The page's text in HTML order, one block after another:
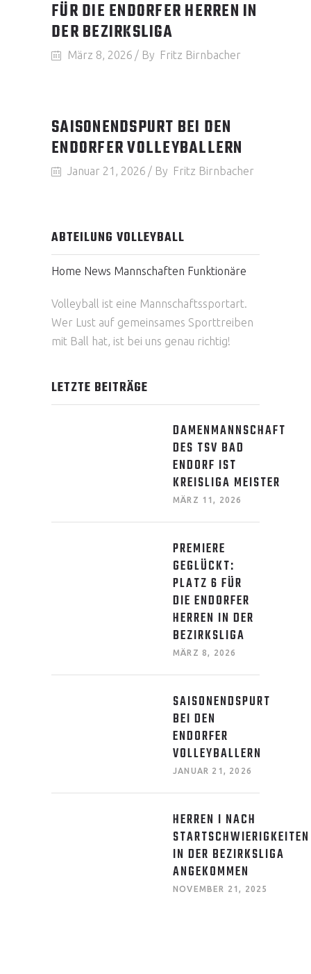
FÜR DIE ENDORFER HERREN IN
DER BEZIRKSLIGA
März 8, 2026 By Fritz Birnbacher
SAISONENDSPURT BEI DEN
ENDORFER VOLLEYBALLERN
Januar 21, 2026 By Fritz Birnbacher
ABTEILUNG VOLLEYBALL
Home News Mannschaften Funktionäre
Volleyball ist eine Mannschaftssportart.
Wer Lust auf gemeinsames Sporttreiben
mit Ball hat, ist bei uns genau richtig!
LETZTE BEITRÄGE
DAMENMANNSCHAFT
DES TSV BAD
ENDORF IST
KREISLIGA MEISTER
MÄRZ 11, 2026
PREMIERE
GEGLÜCKT:
PLATZ 6 FÜR
DIE ENDORFER
HERREN IN DER
BEZIRKSLIGA
MÄRZ 8, 2026
SAISONENDSPURT
BEI DEN
ENDORFER
VOLLEYBALLERN
JANUAR 21, 2026
HERREN I NACH
STARTSCHWIERIGKEITEN
IN DER BEZIRKSLIGA
ANGEKOMMEN
NOVEMBER 21, 2025